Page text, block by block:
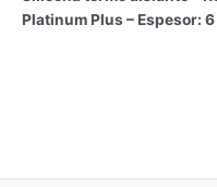
Platinum Plus – Espesor: 6